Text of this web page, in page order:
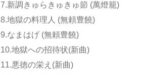
7.新調きゅらきゅきゅ節 (萬燈籠)
8.地獄の料理人 (無頼豊饒)
9.なまはげ (無頼豊饒)
10.地獄への招待状(新曲)
11.悪徳の栄え(新曲)